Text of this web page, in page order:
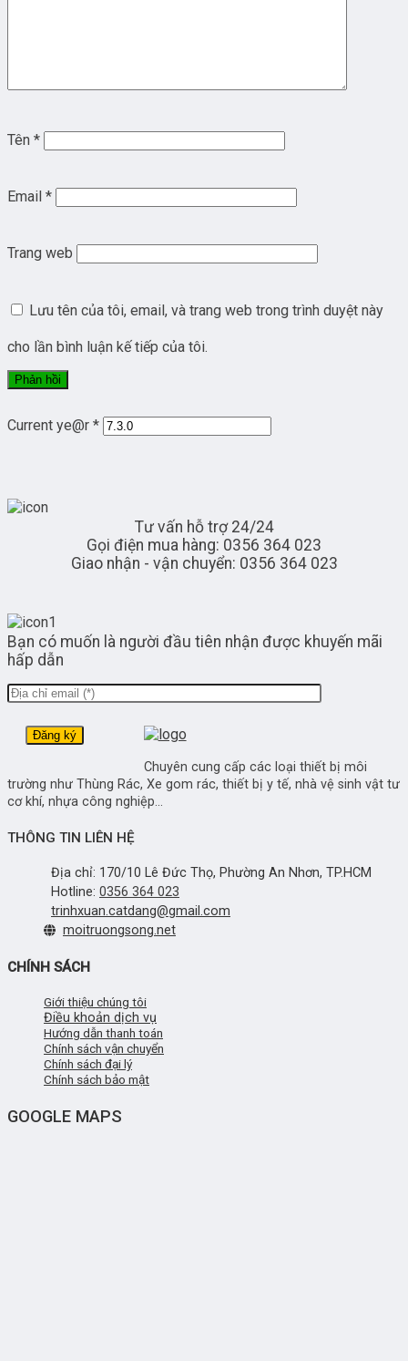
Tên *
Email *
Trang web
Lưu tên của tôi, email, và trang web trong trình duyệt này
cho lần bình luận kế tiếp của tôi.
Current ye@r *
Tư vấn hỗ trợ 24/24
Gọi điện mua hàng: 0356 364 023
Giao nhận - vận chuyển: 0356 364 023
Bạn có muốn là người đầu tiên nhận được khuyến mãi
hấp dẫn
Chuyên cung cấp các loại thiết bị môi
trường như Thùng Rác, Xe gom rác, thiết bị y tế, nhà vệ sinh vật tư
cơ khí, nhựa công nghiệp...
THÔNG TIN LIÊN HỆ
Địa chỉ: 170/10 Lê Đức Thọ, Phường An Nhơn, TP.HCM
Hotline: 0356 364 023
trinhxuan.catdang@gmail.com
moitruongsong.net
CHÍNH SÁCH
Giới thiệu chúng tôi
Điều khoản dịch vụ
Hướng dẫn thanh toán
Chính sách vận chuyển
Chính sách đại lý
Chính sách bảo mật
GOOGLE MAPS